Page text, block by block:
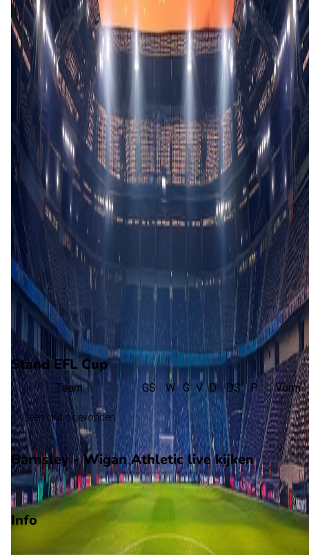
J. Carragher
(Penalty)
2
P. Kelly
(Penalty)
A. Higgins
(Penalty)
S. Gale
(Penalty)
J. Weir
(Penalty)
4
L. Connell
(Penalty)
5
F. Murray
(Penalty)
5
R. Cleary
(Penalty)
6
J. Mellish(Gemiste penalty)
J. Earl (Penalty)
Stand EFL Cup
Team GS W G V D DS P Vorm
Geen clubs gevonden
Barnsley - Wigan Athletic live kijken
Viaplay
Info
Op 8 augustus 2026 gaat Barnsley de strijd aan met Wigan